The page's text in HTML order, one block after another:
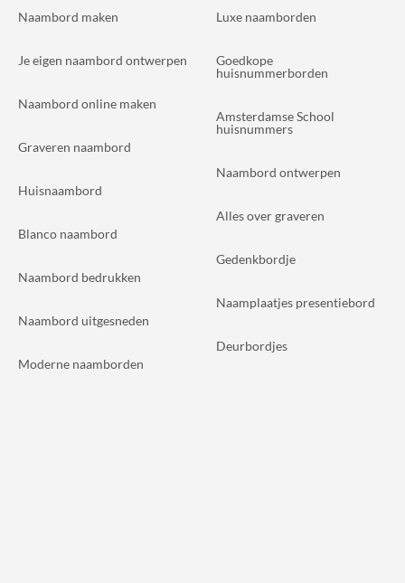
Naambord maken
Je eigen naambord ontwerpen
Naambord online maken
Graveren naambord
Huisnaambord
Blanco naambord
Naambord bedrukken
Naambord uitgesneden
Moderne naamborden
Luxe naamborden
Goedkope
huisnummerborden
Amsterdamse School
huisnummers
Naambord ontwerpen
Alles over graveren
Gedenkbordje
Naamplaatjes presentiebord
Deurbordjes